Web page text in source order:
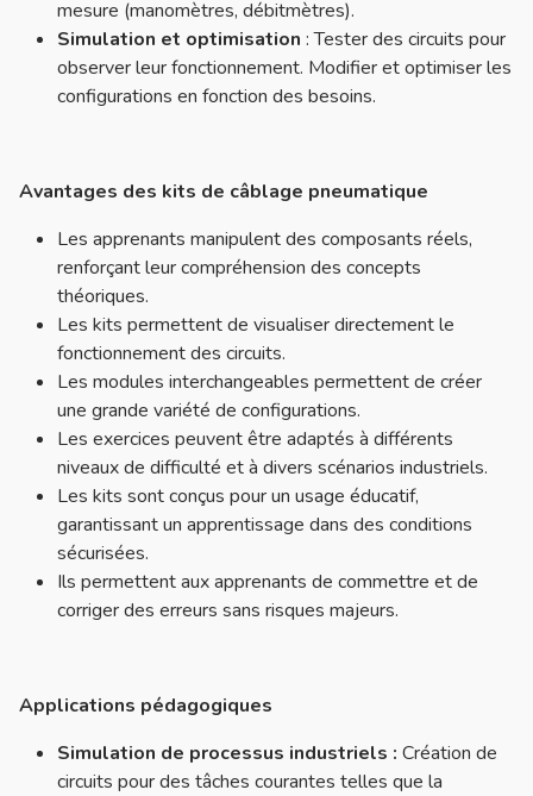
mesure (manomètres, débitmètres).
Simulation et optimisation : Tester des circuits pour
observer leur fonctionnement. Modifier et optimiser les
configurations en fonction des besoins.
Avantages des kits de câblage pneumatique
Les apprenants manipulent des composants réels,
renforçant leur compréhension des concepts
théoriques.
Les kits permettent de visualiser directement le
fonctionnement des circuits.
Les modules interchangeables permettent de créer
une grande variété de configurations.
Les exercices peuvent être adaptés à différents
niveaux de difficulté et à divers scénarios industriels.
Les kits sont conçus pour un usage éducatif,
garantissant un apprentissage dans des conditions
sécurisées.
Ils permettent aux apprenants de commettre et de
corriger des erreurs sans risques majeurs.
Applications pédagogiques
Simulation de processus industriels : Création de
circuits pour des tâches courantes telles que la